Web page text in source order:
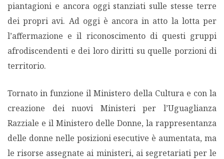
piantagioni e ancora oggi stanziati sulle stesse terre
dei propri avi. Ad oggi è ancora in atto la lotta per
l’affermazione e il riconoscimento di questi gruppi
afrodiscendenti e dei loro diritti su quelle porzioni di
territorio.
Tornato in funzione il Ministero della Cultura e con la
creazione dei nuovi Ministeri per l’Uguaglianza
Razziale e il Ministero delle Donne, la rappresentanza
delle donne nelle posizioni esecutive è aumentata, ma
le risorse assegnate ai ministeri, ai segretariati per le